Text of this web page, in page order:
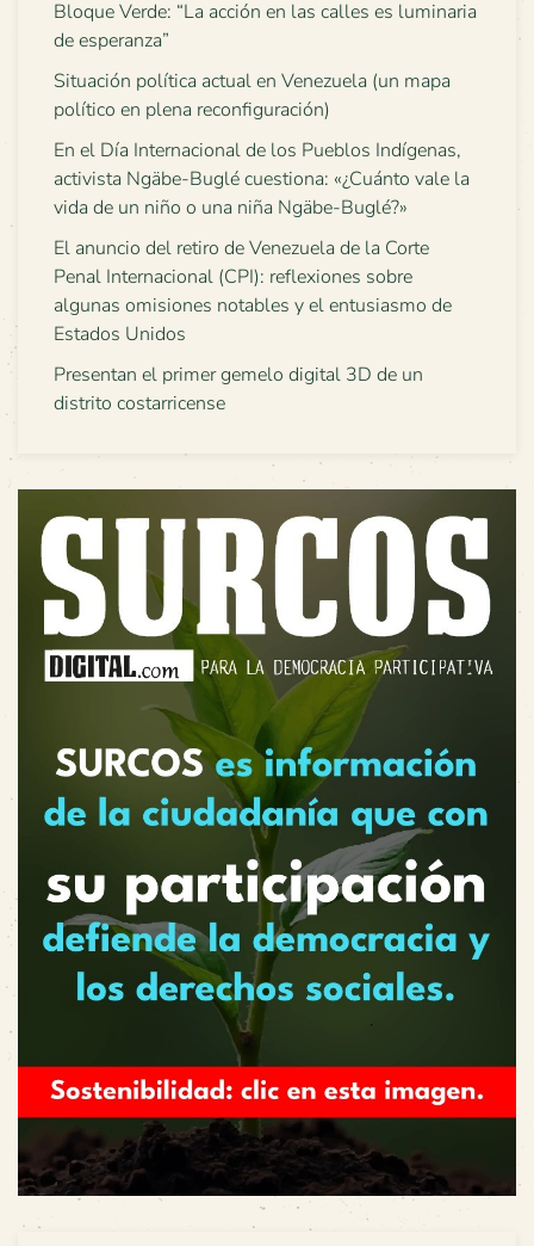
Bloque Verde: “La acción en las calles es luminaria
de esperanza”
Situación política actual en Venezuela (un mapa
político en plena reconfiguración)
En el Día Internacional de los Pueblos Indígenas,
activista Ngäbe-Buglé cuestiona: «¿Cuánto vale la
vida de un niño o una niña Ngäbe-Buglé?»
El anuncio del retiro de Venezuela de la Corte
Penal Internacional (CPI): reflexiones sobre
algunas omisiones notables y el entusiasmo de
Estados Unidos
Presentan el primer gemelo digital 3D de un
distrito costarricense